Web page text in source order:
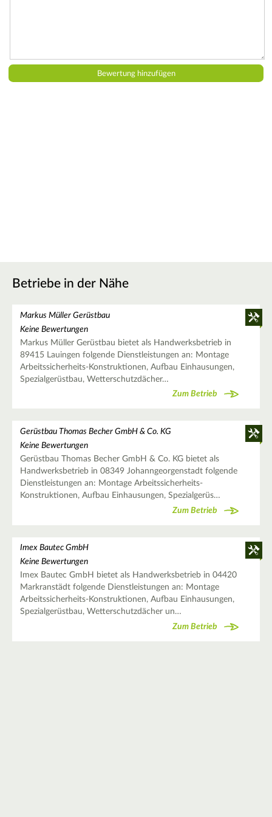
Betriebe in der Nähe
Markus Müller Gerüstbau
Keine Bewertungen
Markus Müller Gerüstbau bietet als Handwerksbetrieb in
89415 Lauingen folgende Dienstleistungen an: Montage
Arbeitssicherheits-Konstruktionen, Aufbau Einhausungen,
Spezialgerüstbau, Wetterschutzdächer…
Zum Betrieb
Gerüstbau Thomas Becher GmbH & Co. KG
Keine Bewertungen
Gerüstbau Thomas Becher GmbH & Co. KG bietet als
Handwerksbetrieb in 08349 Johanngeorgenstadt folgende
Dienstleistungen an: Montage Arbeitssicherheits-
Konstruktionen, Aufbau Einhausungen, Spezialgerüs…
Zum Betrieb
Imex Bautec GmbH
Keine Bewertungen
Imex Bautec GmbH bietet als Handwerksbetrieb in 04420
Markranstädt folgende Dienstleistungen an: Montage
Arbeitssicherheits-Konstruktionen, Aufbau Einhausungen,
Spezialgerüstbau, Wetterschutzdächer un…
Zum Betrieb